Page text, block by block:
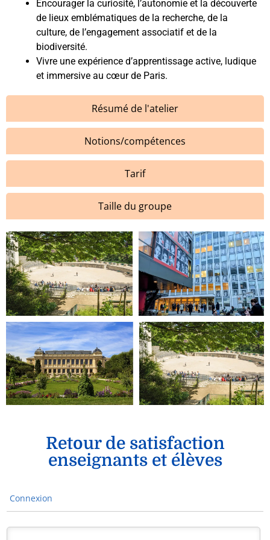
Résumé de l'atelier
Notions/compétences
Tarif
Taille du groupe
Encourager la curiosité, l’autonomie et la découverte
de lieux emblématiques de la recherche, de la
culture, de l’engagement associatif et de la
biodiversité.
Vivre une expérience d’apprentissage active, ludique
et immersive au cœur de Paris.
Retour de satisfaction
enseignants et élèves
Connexion